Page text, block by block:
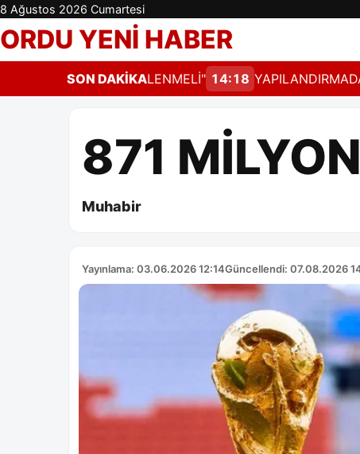
8 Ağustos 2026 Cumartesi
ORDU YENİ HABER
SON DAKİKA
DERHAL GÜNCELLENMELİ" 14:18 YAPILANDIRMADA
871
Muhabir
Yayınlama: 03.06.2026 12:14Güncellendi: 07.08.2026